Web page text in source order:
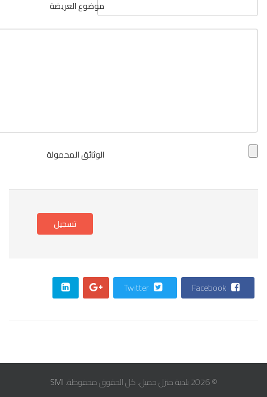
موضوع العريضة
الوثائق المحمولة
تسجيل
© 2026 بلدية منزل جميل. كل الحقوق محفوظة. SMI